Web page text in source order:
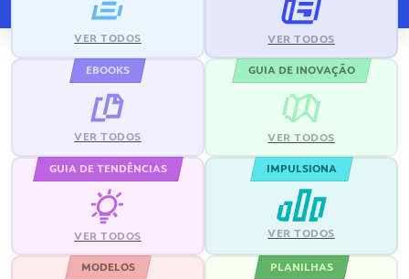
VER TODOS VER TODOS
EBOOKS
VER TODOS
GUIA DE INOVAÇÃO
VER TODOS
GUIA DE TENDÊNCIAS
VER TODOS
IMPULSIONA
VER TODOS
MODELOS PLANILHAS